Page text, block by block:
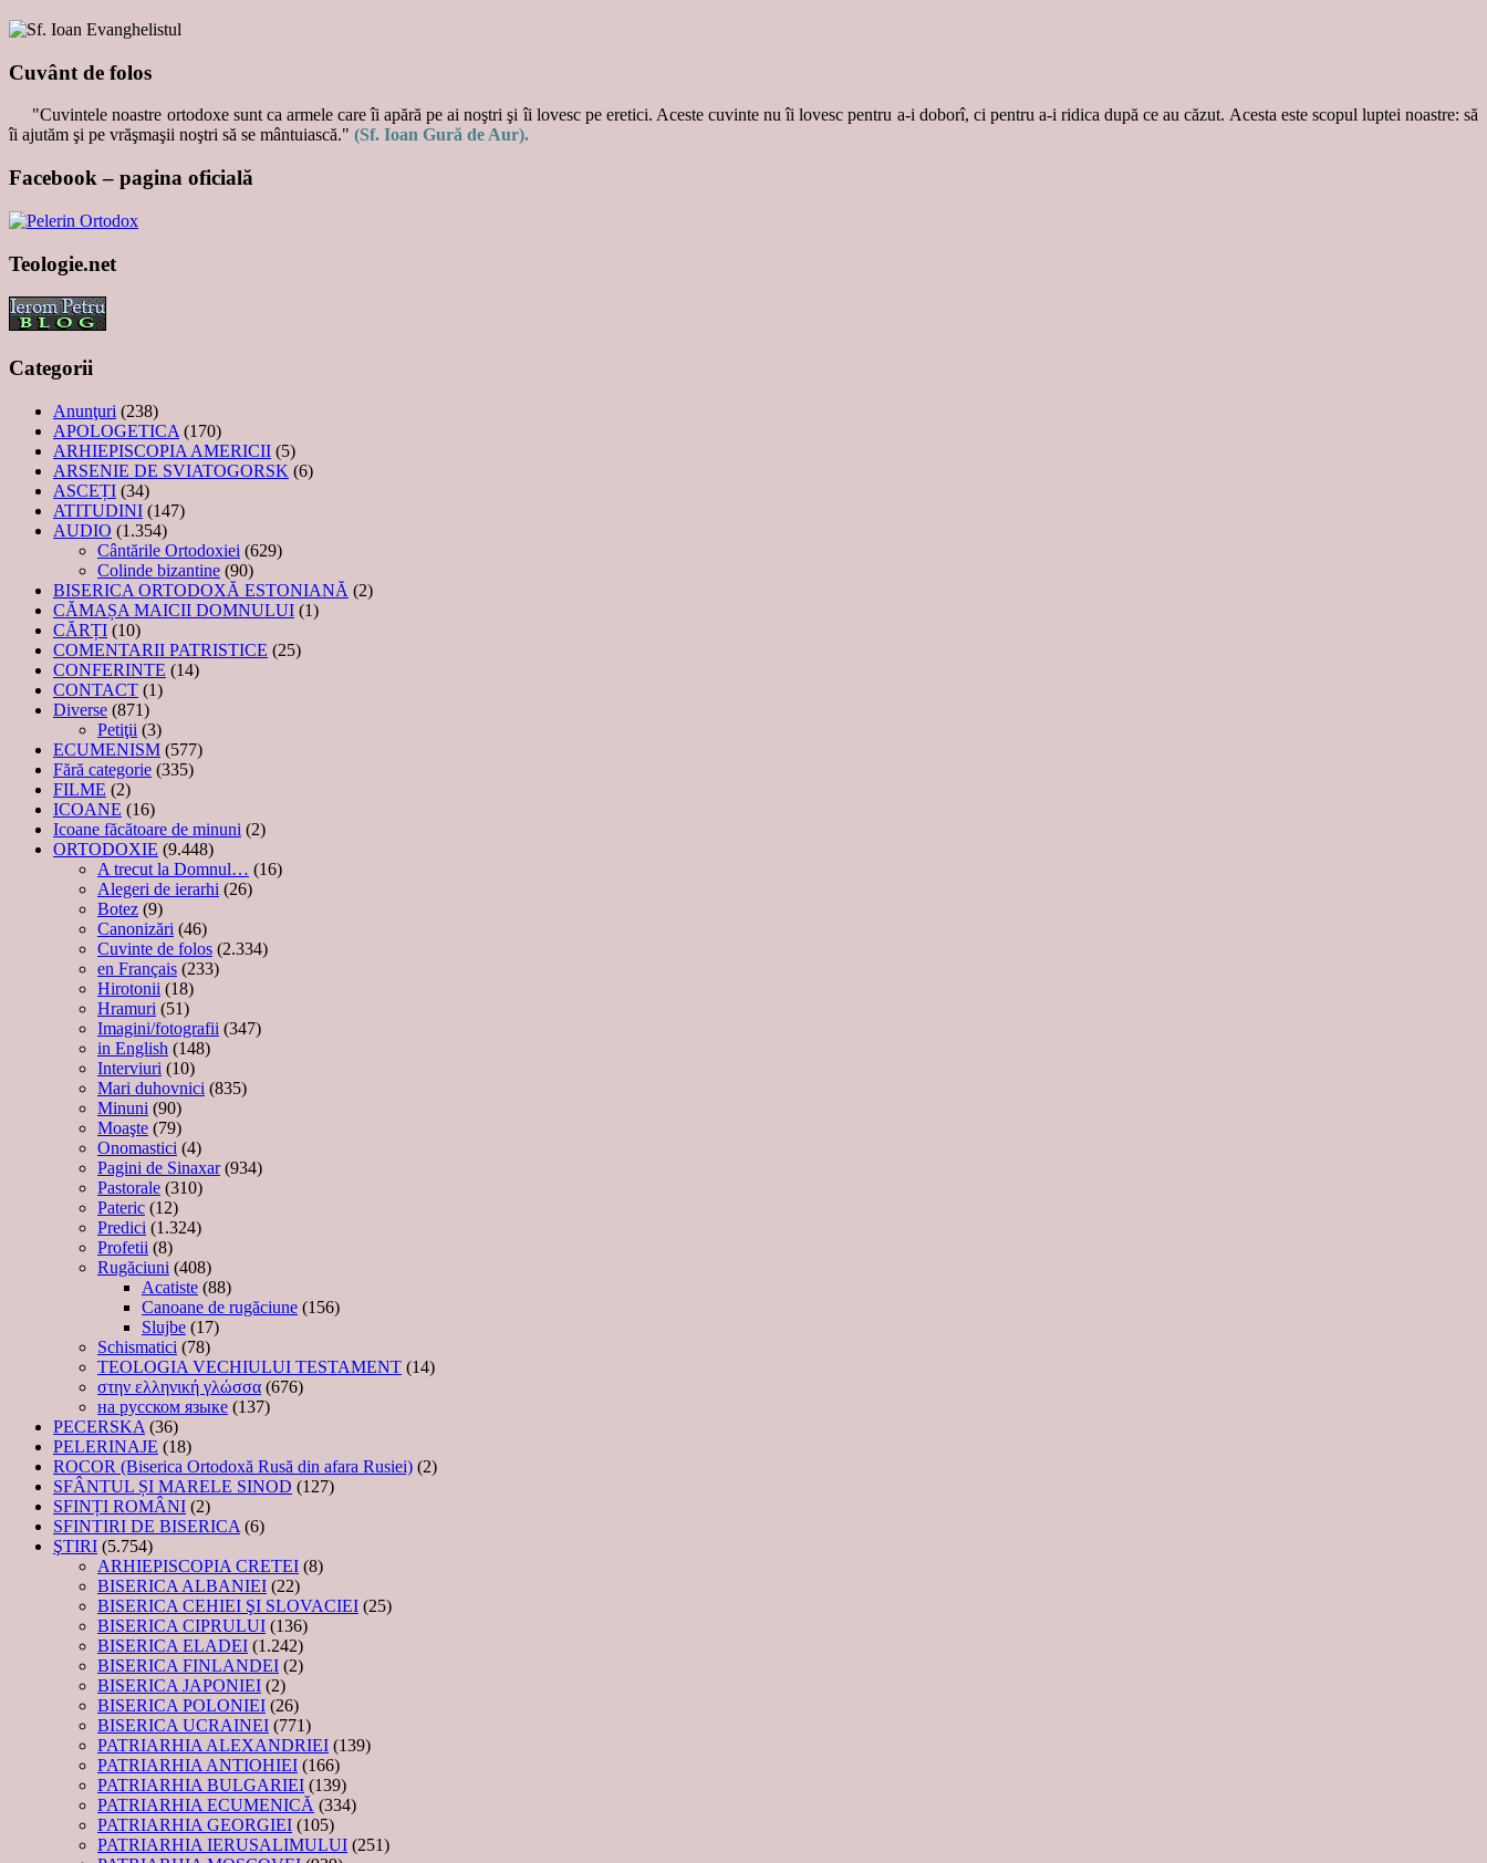
Cuvânt de folos
"Cuvintele noastre ortodoxe sunt ca armele care îi apără pe ai noştri şi îi lovesc pe eretici. Aceste cuvinte nu îi lovesc pentru a-i doborî, ci pentru a-i ridica după ce au căzut. Acesta este scopul luptei noastre: să
îi ajutăm şi pe vrăşmaşii noştri să se mântuiască." (Sf. Ioan Gură de Aur).
Facebook – pagina oficială
Teologie.net
Categorii
Anunţuri (238)
APOLOGETICA (170)
ARHIEPISCOPIA AMERICII (5)
ARSENIE DE SVIATOGORSK (6)
ASCEȚI (34)
ATITUDINI (147)
AUDIO (1.354)
Cântările Ortodoxiei (629)
Colinde bizantine (90)
BISERICA ORTODOXĂ ESTONIANĂ (2)
CĂMAȘA MAICII DOMNULUI (1)
CĂRȚI (10)
COMENTARII PATRISTICE (25)
CONFERINTE (14)
CONTACT (1)
Diverse (871)
Petiţii (3)
ECUMENISM (577)
Fără categorie (335)
FILME (2)
ICOANE (16)
Icoane făcătoare de minuni (2)
ORTODOXIE (9.448)
A trecut la Domnul… (16)
Alegeri de ierarhi (26)
Botez (9)
Canonizări (46)
Cuvinte de folos (2.334)
en Français (233)
Hirotonii (18)
Hramuri (51)
Imagini/fotografii (347)
in English (148)
Interviuri (10)
Mari duhovnici (835)
Minuni (90)
Moaşte (79)
Onomastici (4)
Pagini de Sinaxar(934)
Pastorale (310)
Pateric (12)
Predici (1.324)
Profetii (8)
Rugăciuni (408)
Acatiste (88)
Canoane de rugăciune (156)
Slujbe (17)
Schismatici (78)
TEOLOGIA VECHIULUI TESTAMENT (14)
στην ελληνική γλώσσα (676)
на русском языке (137)
PECERSKA (36)
PELERINAJE (18)
ROCOR (Biserica Ortodoxă Rusă din afara Rusiei) (2)
SFÂNTUL ȘI MARELE SINOD (127)
SFINȚI ROMÂNI (2)
SFINTIRI DE BISERICA (6)
ŞTIRI (5.754)
ARHIEPISCOPIA CRETEI (8)
BISERICA ALBANIEI (22)
BISERICA CEHIEI ŞI SLOVACIEI (25)
BISERICA CIPRULUI (136)
BISERICA ELADEI (1.242)
BISERICA FINLANDEI (2)
BISERICA JAPONIEI (2)
BISERICA POLONIEI (26)
BISERICA UCRAINEI (771)
PATRIARHIA ALEXANDRIEI (139)
PATRIARHIA ANTIOHIEI (166)
PATRIARHIA BULGARIEI (139)
PATRIARHIA ECUMENICĂ (334)
PATRIARHIA GEORGIEI (105)
PATRIARHIA IERUSALIMULUI (251)